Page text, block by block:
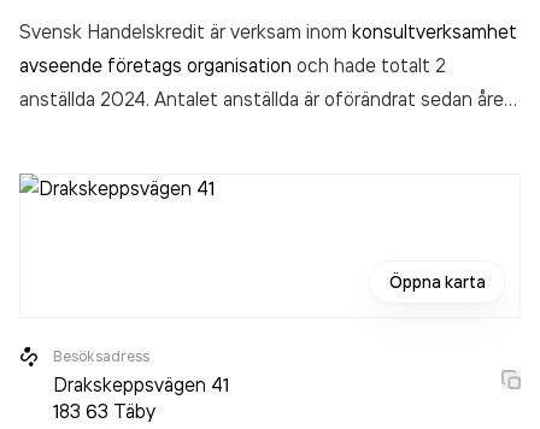
Svensk Handelskredit är verksam inom konsultverksamhet
avseende företags organisation och hade totalt 2
anställda 2024. Antalet anställda är oförändrat sedan året
senaste räkenskapsåret (2024).
Öppna karta
Besöksadress
Drakskeppsvägen 41
183 63 Täby